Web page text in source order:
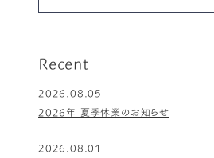
Recent
2026.08.05
2026年 夏季休業のお知らせ
2026.08.01